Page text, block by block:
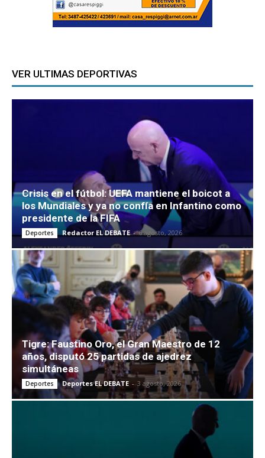
VER ULTIMAS DEPORTIVAS
Crisis en el fútbol: UEFA mantiene el boicot a
los Mundiales y ya no confía en Infantino como
presidente de la FIFA
Deportes Redactor EL DEBATE - 6 agosto, 2026
Tigre: Faustino Oro, el Gran Maestro de 12
años, disputó 25 partidas de ajedrez
simultáneas
Deportes Deportes EL DEBATE - 3 agosto, 2026